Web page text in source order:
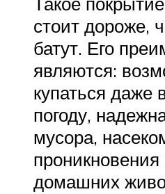
стоит дороже,
батут. Его
являются:
купаться даже
погоду,
мусора,
проникновения
домашних